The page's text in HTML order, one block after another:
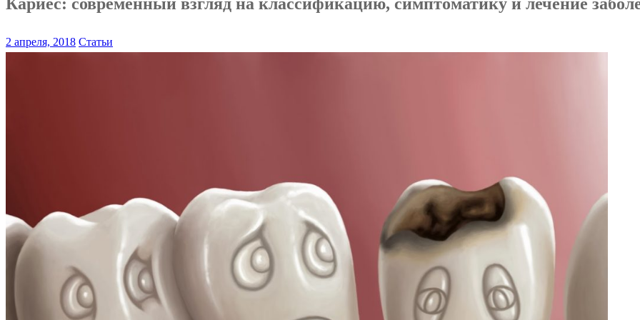
2 апреля, 2018 Статьи